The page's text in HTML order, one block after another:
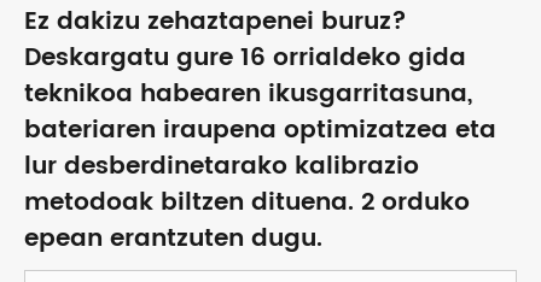
Ez dakizu zehaztapenei buruz?
Deskargatu gure 16 orrialdeko gida
teknikoa habearen ikusgarritasuna,
bateriaren iraupena optimizatzea eta
lur desberdinetarako kalibrazio
metodoak biltzen dituena. 2 orduko
epean erantzuten dugu.